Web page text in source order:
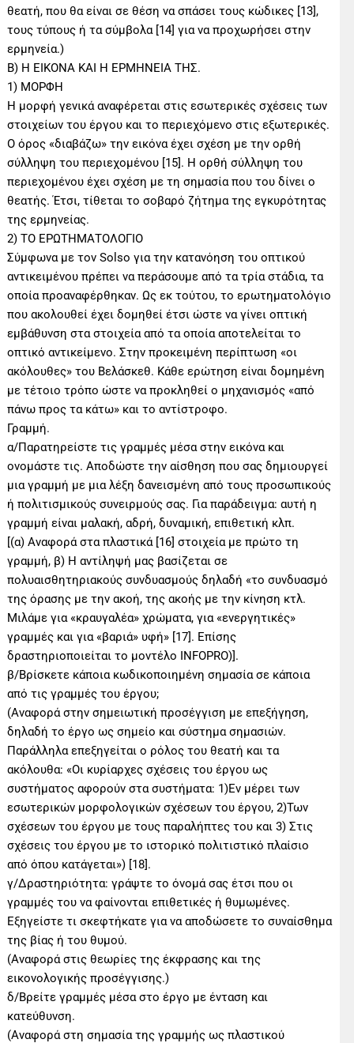
θεατή, που θα είναι σε θέση να σπάσει τους κώδικες [13],
τους τύπους ή τα σύμβολα [14] για να προχωρήσει στην
ερμηνεία.)
Β) Η ΕΙΚΟΝΑ ΚΑΙ Η ΕΡΜΗΝΕΙΑ ΤΗΣ.
1) ΜΟΡΦΗ
Η μορφή γενικά αναφέρεται στις εσωτερικές σχέσεις των
στοιχείων του έργου και το περιεχόμενο στις εξωτερικές.
Ο όρος «διαβάζω» την εικόνα έχει σχέση με την ορθή
σύλληψη του περιεχομένου [15]. Η ορθή σύλληψη του
περιεχομένου έχει σχέση με τη σημασία που του δίνει ο
θεατής. Έτσι, τίθεται το σοβαρό ζήτημα της εγκυρότητας
της ερμηνείας.
2) ΤΟ ΕΡΩΤΗΜΑΤΟΛΟΓΙΟ
Σύμφωνα με τον Solso για την κατανόηση του οπτικού
αντικειμένου πρέπει να περάσουμε από τα τρία στάδια, τα
οποία προαναφέρθηκαν. Ως εκ τούτου, το ερωτηματολόγιο
που ακολουθεί έχει δομηθεί έτσι ώστε να γίνει οπτική
εμβάθυνση στα στοιχεία από τα οποία αποτελείται το
οπτικό αντικείμενο. Στην προκειμένη περίπτωση «οι
ακόλουθες» του Βελάσκεθ. Κάθε ερώτηση είναι δομημένη
με τέτοιο τρόπο ώστε να προκληθεί ο μηχανισμός «από
πάνω προς τα κάτω» και το αντίστροφο.
Γραμμή.
α/Παρατηρείστε τις γραμμές μέσα στην εικόνα και
ονομάστε τις. Αποδώστε την αίσθηση που σας δημιουργεί
μια γραμμή με μια λέξη δανεισμένη από τους προσωπικούς
ή πολιτισμικούς συνειρμούς σας. Για παράδειγμα: αυτή η
γραμμή είναι μαλακή, αδρή, δυναμική, επιθετική κλπ.
[(α) Αναφορά στα πλαστικά [16] στοιχεία με πρώτο τη
γραμμή, β) Η αντίληψή μας βασίζεται σε
πολυαισθητηριακούς συνδυασμούς δηλαδή «το συνδυασμό
της όρασης με την ακοή, της ακοής με την κίνηση κτλ.
Μιλάμε για «κραυγαλέα» χρώματα, για «ενεργητικές»
γραμμές και για «βαριά» υφή» [17]. Επίσης
δραστηριοποιείται το μοντέλο INFOPRO)].
β/Βρίσκετε κάποια κωδικοποιημένη σημασία σε κάποια
από τις γραμμές του έργου;
(Αναφορά στην σημειωτική προσέγγιση με επεξήγηση,
δηλαδή το έργο ως σημείο και σύστημα σημασιών.
Παράλληλα επεξηγείται ο ρόλος του θεατή και τα
ακόλουθα: «Οι κυρίαρχες σχέσεις του έργου ως
συστήματος αφορούν στα συστήματα: 1)Εν μέρει των
εσωτερικών μορφολογικών σχέσεων του έργου, 2)Των
σχέσεων του έργου με τους παραλήπτες του και 3) Στις
σχέσεις του έργου με το ιστορικό πολιτιστικό πλαίσιο
από όπου κατάγεται») [18].
γ/Δραστηριότητα: γράψτε το όνομά σας έτσι που οι
γραμμές του να φαίνονται επιθετικές ή θυμωμένες.
Εξηγείστε τι σκεφτήκατε για να αποδώσετε το συναίσθημα
της βίας ή του θυμού.
(Αναφορά στις θεωρίες της έκφρασης και της
εικονολογικής προσέγγισης.)
δ/Βρείτε γραμμές μέσα στο έργο με ένταση και
κατεύθυνση.
(Αναφορά στη σημασία της γραμμής ως πλαστικού